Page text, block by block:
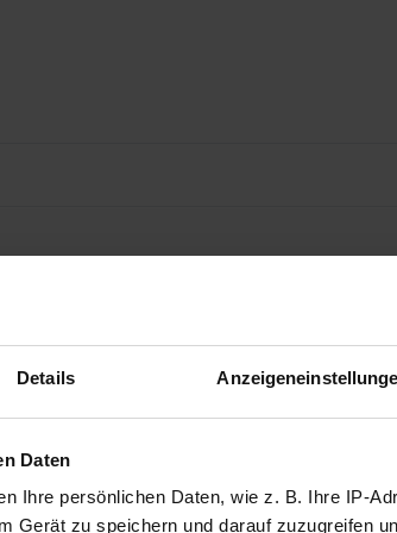
Details
Daten
Ihre persönlichen Daten, wie z. B. Ihre IP-
Gerät zu speichern und darauf zuzugreifen